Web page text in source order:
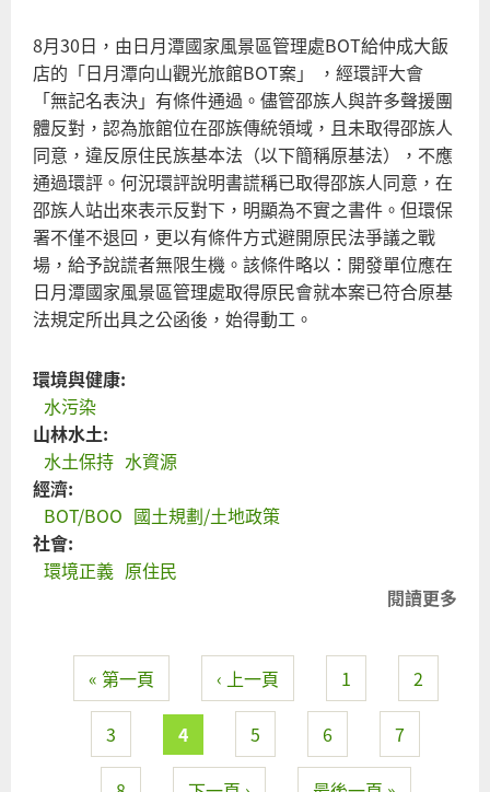
8月30日，由日月潭國家風景區管理處BOT給仲成大飯
店的「日月潭向山觀光旅館BOT案」 ，經環評大會
「無記名表決」有條件通過。儘管邵族人與許多聲援團
體反對，認為旅館位在邵族傳統領域，且未取得邵族人
同意，違反原住民族基本法（以下簡稱原基法），不應
通過環評。何況環評說明書謊稱已取得邵族人同意，在
邵族人站出來表示反對下，明顯為不實之書件。但環保
署不僅不退回，更以有條件方式避開原民法爭議之戰
場，給予說謊者無限生機。該條件略以：開發單位應在
日月潭國家風景區管理處取得原民會就本案已符合原基
法規定所出具之公函後，始得動工。
環境與健康:
水污染
山林水土:
水土保持 水資源
經濟:
BOT/BOO 國土規劃/土地政策
社會:
環境正義 原住民
閱讀更多
頁面« 第一頁 ‹ 上一頁 1 2
3 4 5 6 7